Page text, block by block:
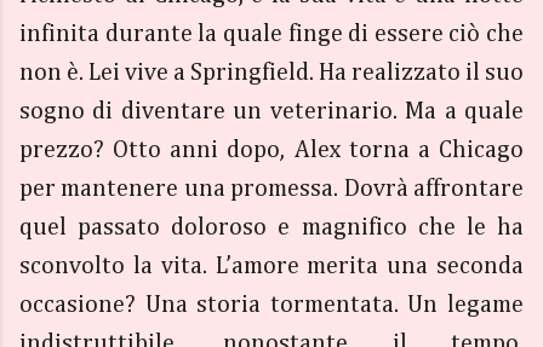
infinita durante la quale finge di essere ciò che
non è. Lei vive a Springfield. Ha realizzato il suo
sogno di diventare un veterinario. Ma a quale
prezzo? Otto anni dopo, Alex torna a Chicago
per mantenere una promessa. Dovrà affrontare
quel passato doloroso e magnifico che le ha
sconvolto la vita. L’amore merita una seconda
occasione? Una storia tormentata. Un legame